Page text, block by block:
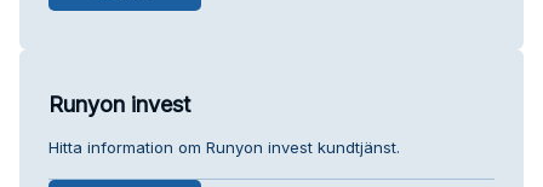
Runyon invest
Hitta information om Runyon invest kundtjänst.